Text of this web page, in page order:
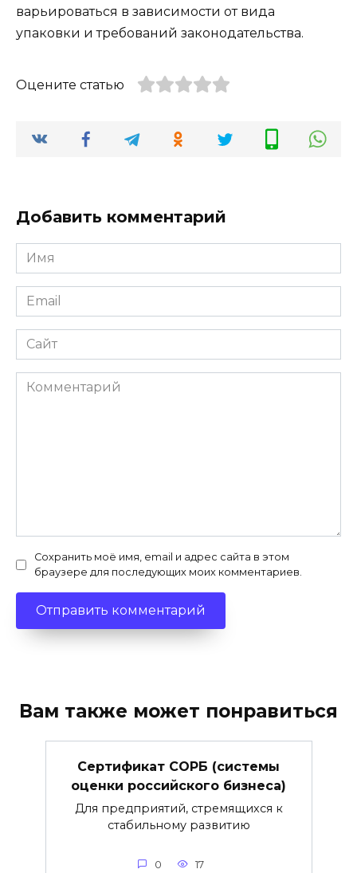
варьироваться в зависимости от вида
упаковки и требований законодательства.
Оцените статью
Добавить комментарий
Имя
*
Email
*
Сайт
Комментарий
Сохранить моё имя, email и адрес сайта в этом
браузере для последующих моих комментариев.
Вам также может понравиться
Сертификат СОРБ (системы
оценки российского бизнеса)
Для предприятий, стремящихся к
стабильному развитию
0 17